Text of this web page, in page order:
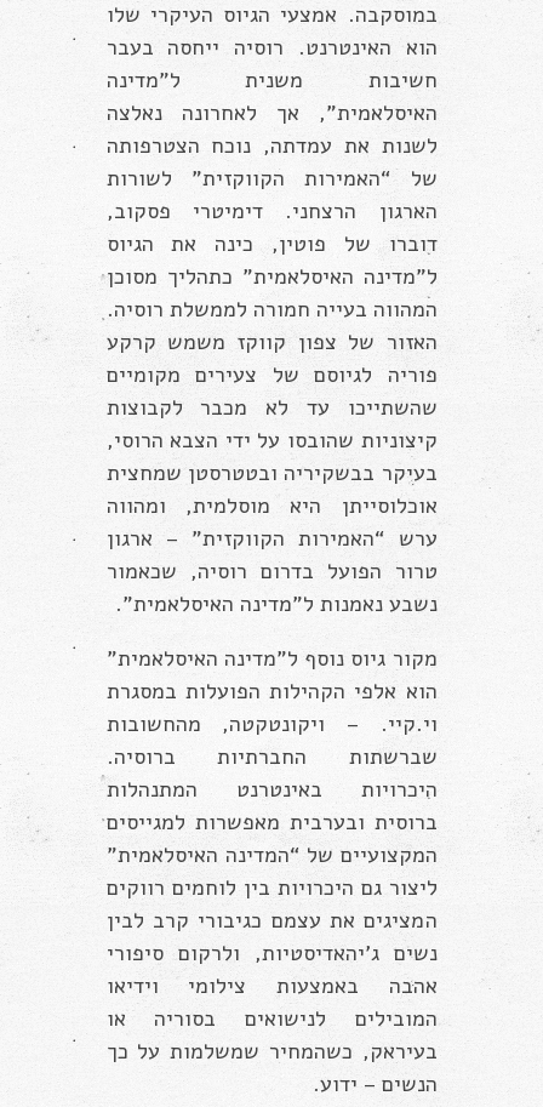
במוסקבה. אמצעי הגיוס העיקרי שלו
הוא האינטרנט. רוסיה ייחסה בעבר
חשיבות משנית ל”מדינה
האיסלאמית”, אך לאחרונה נאלצה
לשנות את עמדתה, נוכח הצטרפותה
של “האמירות הקווקזית” לשורות
הארגון הרצחני. דימיטרי פסקוב,
דוברו של פוטין, כינה את הגיוס
ל”מדינה האיסלאמית” כתהליך מסוכן
המהווה בעייה חמורה לממשלת רוסיה.
האזור של צפון קווקז משמש קרקע
פוריה לגיוסם של צעירים מקומיים
שהשתייכו עד לא מכבר לקבוצות
קיצוניות שהובסו על ידי הצבא הרוסי,
בעיקר בבשקיריה ובטטרסטן שמחצית
אוכלוסייתן היא מוסלמית, ומהווה
ערש “האמירות הקווקזית” – ארגון
טרור הפועל בדרום רוסיה, שכאמור
נשבע נאמנות ל”מדינה האיסלאמית”.
מקור גיוס נוסף ל”מדינה האיסלאמית”
הוא אלפי הקהילות הפועלות במסגרת
וי.קיי. – ויקונטקטה, מהחשובות
שברשתות החברתיות ברוסיה.
היכרויות באינטרנט המתנהלות
ברוסית ובערבית מאפשרות למגייסים
המקצועיים של “המדינה האיסלאמית”
ליצור גם היכרויות בין לוחמים רווקים
המציגים את עצמם כגיבורי קרב לבין
נשים ג’יהאדיסטיות, ולרקום סיפורי
אהבה באמצעות צילומי וידיאו
המובילים לנישואים בסוריה או
בעיראק, כשהמחיר שמשלמות על כך
הנשים – ידוע.